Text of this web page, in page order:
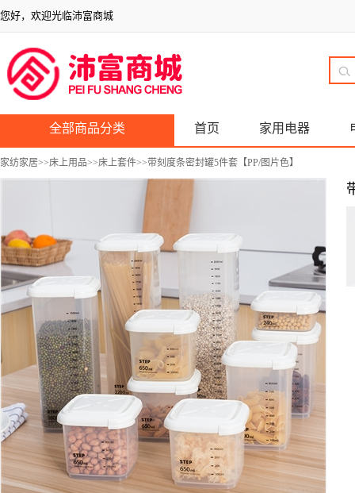
您好，欢迎光临沛富商城
全部商品分类 首页 家用电器
家纺家居>>床上用品>>床上套件>>带刻度条密封罐5件套【PP/图片色】